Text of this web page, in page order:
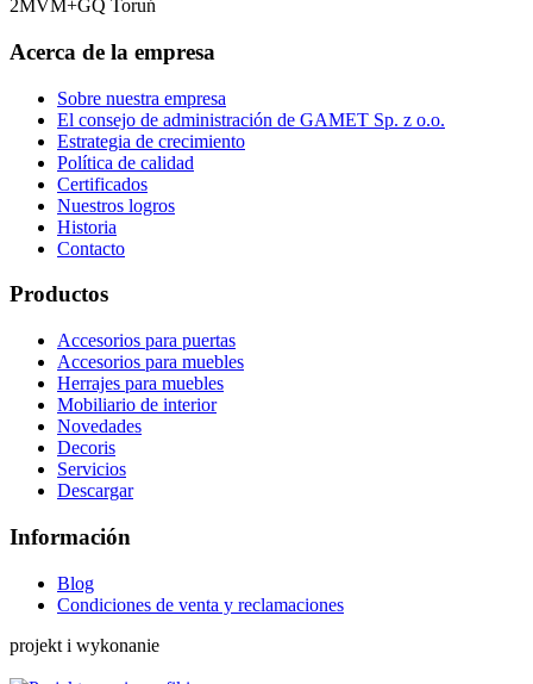
2MVM+GQ Toruń
Acerca de la empresa
Sobre nuestra empresa
El consejo de administración de GAMET Sp. z o.o.
Estrategia de crecimiento
Política de calidad
Certificados
Nuestros logros
Historia
Contacto
Productos
Accesorios para puertas
Accesorios para muebles
Herrajes para muebles
Mobiliario de interior
Novedades
Decoris
Servicios
Descargar
Información
Blog
Condiciones de venta y reclamaciones
projekt i wykonanie